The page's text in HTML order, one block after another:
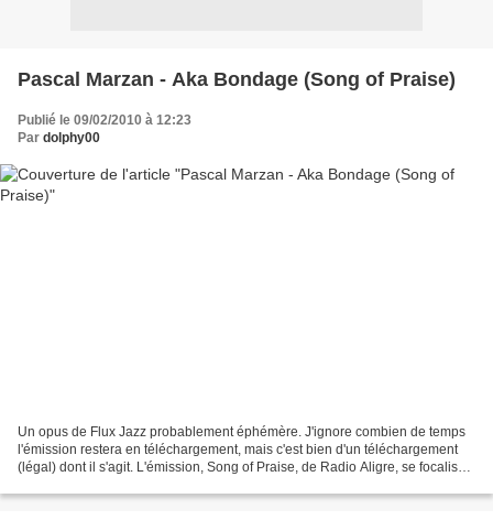
Pascal Marzan - Aka Bondage (Song of Praise)
Publié le 09/02/2010 à 12:23
Par dolphy00
Un opus de Flux Jazz probablement éphémère. J'ignore combien de temps
l'émission restera en téléchargement, mais c'est bien d'un téléchargement
(légal) dont il s'agit. L'émission, Song of Praise, de Radio Aligre, se focalise